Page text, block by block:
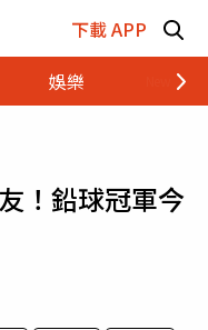
下載 APP
娛樂 財經
！鉛球冠軍今